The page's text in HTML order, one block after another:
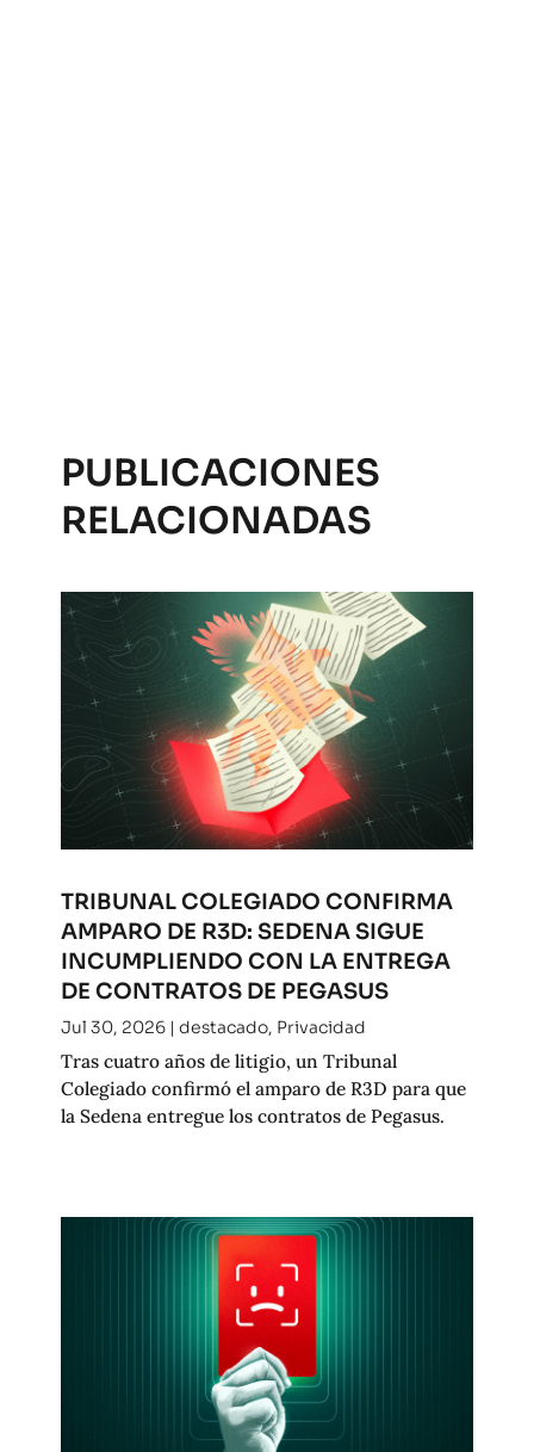
PUBLICACIONES
RELACIONADAS
TRIBUNAL COLEGIADO CONFIRMA
AMPARO DE R3D: SEDENA SIGUE
INCUMPLIENDO CON LA ENTREGA
DE CONTRATOS DE PEGASUS
Jul 30, 2026| destacado, Privacidad
Tras cuatro años de litigio, un Tribunal
Colegiado confirmó el amparo de R3D para que
la Sedena entregue los contratos de Pegasus.